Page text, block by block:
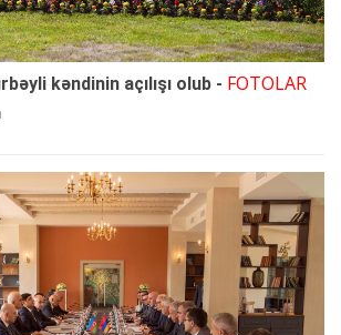
kəndinin açılışı olub - FOTOLAR